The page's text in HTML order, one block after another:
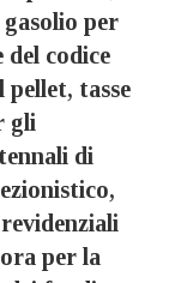
per
codice
pellet, tasse
gli
di
per la